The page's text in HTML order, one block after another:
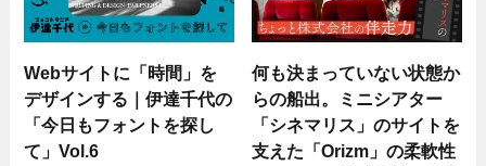
Webサイトに「時間」を
デザインする｜伊達千代の
「今日もフォントを探し
て」Vol.6
何も決まっていない状態か
らの船出。ミニシアター
「シネマリス」のサイトを
支えた「Orizm」の柔軟性